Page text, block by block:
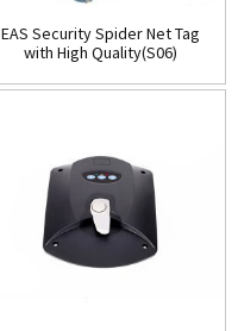
EAS Security Spider Net Tag
with High Quality(S06)